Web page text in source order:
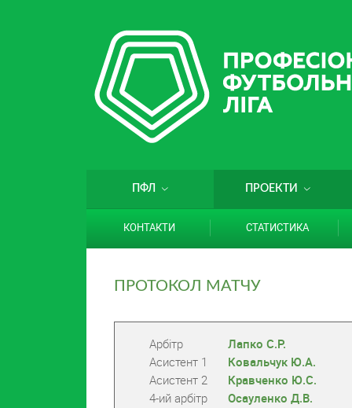
ПФЛ ПРОЕКТИ
КОНТАКТИ СТАТИСТИКА
ПРОТОКОЛ МАТЧУ
Арбітр
Лапко С.Р.
Асистент 1
Ковальчук Ю.А.
Асистент 2
Кравченко Ю.С.
4-ий арбітр
Осауленко Д.В.